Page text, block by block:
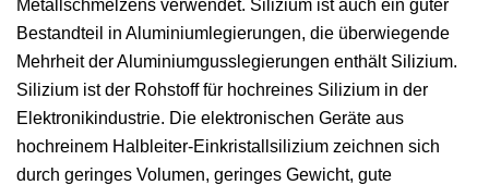
Metallschmelzens verwendet. Silizium ist auch ein guter
Bestandteil in Aluminiumlegierungen, die überwiegende
Mehrheit der Aluminiumgusslegierungen enthält Silizium.
Silizium ist der Rohstoff für hochreines Silizium in der
Elektronikindustrie. Die elektronischen Geräte aus
hochreinem Halbleiter-Einkristallsilizium zeichnen sich
durch geringes Volumen, geringes Gewicht, gute